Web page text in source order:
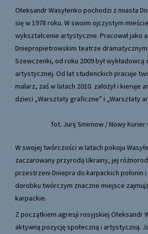
Ołeksandr Wasyłenko pochodzi z miasta
się w 1978 roku. W swoim ojczystym
wykształcenie artystyczne. Pracował jako
Dniepropietrowskim teatrze dramatycznym
Szewczenki, od roku 2009 był
artystycznej. Od lat studenckich pracuje
malarz, zaś w latach 2010. założył i kieruje
dzieci „Warsztaty graficzne” i „Warsztaty
fot. Jurij Smirnow / Nowy Kurier
W swojej twórczości w latach pokoju
zaczarowany przyrodą Ukrainy, jej
przestrzeni Dniepra do karpackich połonin i
dorobku twórczym znaczne miejsce
karpackie.
Z początkiem agresji rosyjskiej Ołeksandr
aktywną pozycję społeczną i artystyczną.